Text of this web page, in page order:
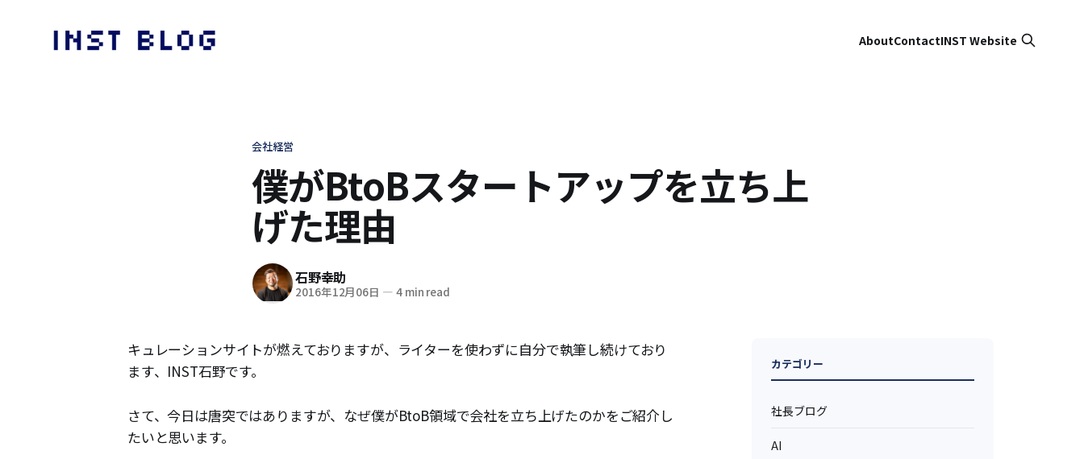
AboutContactINST Website
会社経営
僕がBtoBスタートアップを立ち上
げた理由
石野幸助
2016年12月06日 — 4 min read
キュレーションサイトが燃えておりますが、ライターを使わずに自分で執筆し続けており
ます、INST石野です。
さて、今日は唐突ではありますが、なぜ僕がBtoB領域で会社を立ち上げたのかをご紹介し
たいと思います。
カテゴリー
社長ブログ
AI